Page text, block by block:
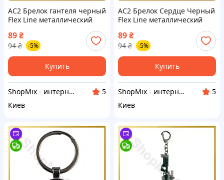
AC2 Брелок гантеля черный
Flex Line металлический
брелок для спортсменов
MOD58L DE
89₴
94 ₴ -5%
Купить
ShopMix - интернет-магазин сумок и аксессуаров
5
Киев
AC2 Брелок Сердце Черный
Flex Line металлический
брелок для автомобиля и
дома MOD58L DE
89₴
94 ₴ -5%
Купить
ShopMix - интернет-магазин сумок и аксессуаров
5
Киев